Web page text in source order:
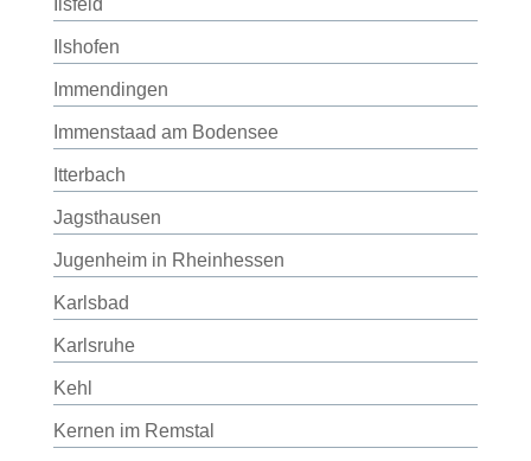
Ilsfeld
Ilshofen
Immendingen
Immenstaad am Bodensee
Itterbach
Jagsthausen
Jugenheim in Rheinhessen
Karlsbad
Karlsruhe
Kehl
Kernen im Remstal